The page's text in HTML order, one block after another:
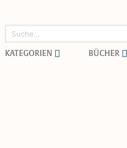
KATEGORIEN BÜCHER